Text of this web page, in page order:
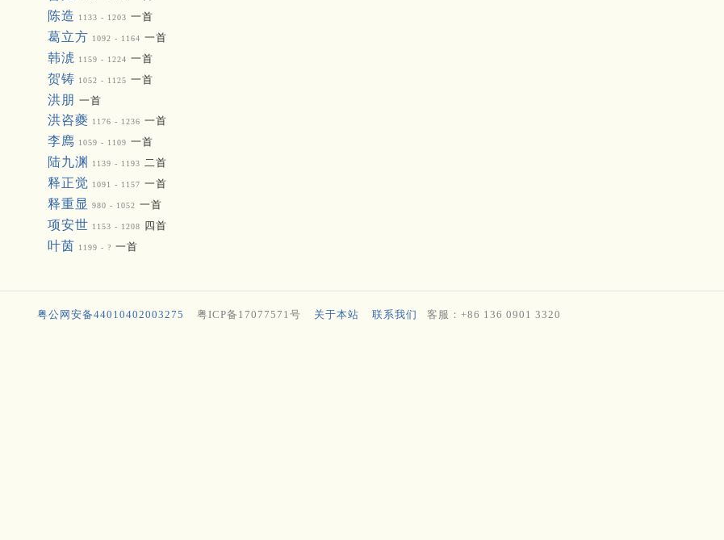
陈造 1133 - 1203 一首
葛立方 1092 - 1164 一首
韩淲 1159 - 1224 一首
贺铸 1052 - 1125 一首
洪朋 一首
洪咨夔 1176 - 1236 一首
李廌 1059 - 1109 一首
陆九渊 1139 - 1193 二首
释正觉 1091 - 1157 一首
释重显 980 - 1052 一首
项安世 1153 - 1208 四首
叶茵 1199 - ? 一首
粤公网安备44010402003275 粤ICP备17077571号 关于本站 联系我们 客服：+86 136 0901 3320